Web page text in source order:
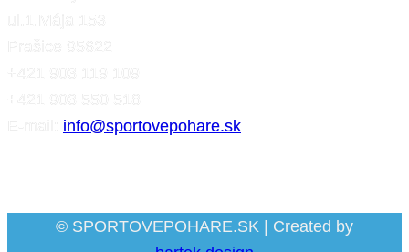
info@sportovepohare.sk
© SPORTOVEPOHARE.SK | Created by